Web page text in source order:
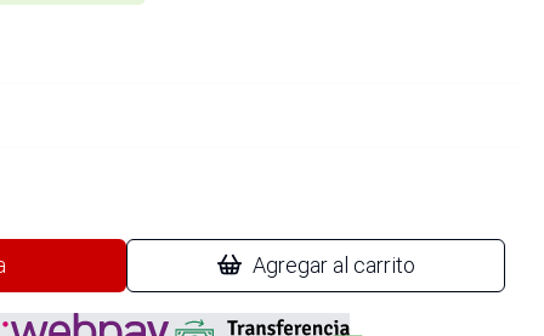
Agregar al carrito